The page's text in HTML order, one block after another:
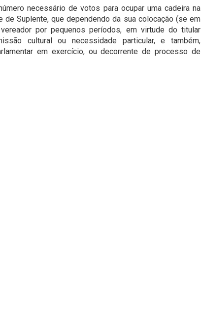
necessário de votos para ocupar uma cadeira na
de Suplente, que dependendo da sua colocação (se em
por pequenos períodos, em virtude do titular
cultural ou necessidade particular, e também,
em exercício, ou decorrente de processo de